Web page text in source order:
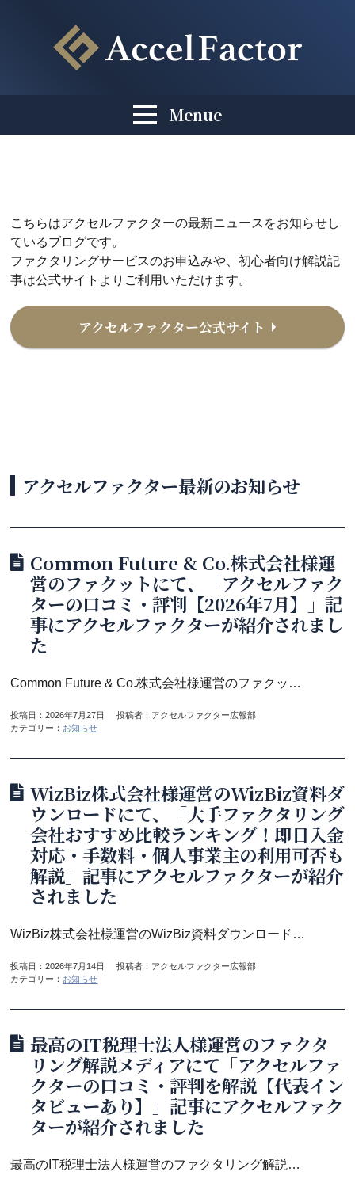
Menue
こちらはアクセルファクターの最新ニュースをお知らせし
ているブログです。
ファクタリングサービスのお申込みや、初心者向け解説記
事は公式サイトよりご利用いただけます。
アクセルファクター公式サイト
アクセルファクター最新のお知らせ
Common Future & Co.株式会社様運
営のファクットにて、「アクセルファク
ターの口コミ・評判【2026年7月】」記
事にアクセルファクターが紹介されまし
た
Common Future & Co.株式会社様運営のファクットにて、「
投稿日：2026年7月27日
投稿者：アクセルファクター広報部
カテゴリー： お知らせ
WizBiz株式会社様運営のWizBiz資料ダ
ウンロードにて、「大手ファクタリング
会社おすすめ比較ランキング！即日入金
対応・手数料・個人事業主の利用可否も
解説」記事にアクセルファクターが紹介
されました
WizBiz株式会社様運営のWizBiz資料ダウンロードにて、「
投稿日：2026年7月14日
投稿者：アクセルファクター広報部
カテゴリー： お知らせ
最高のIT税理士法人様運営のファクタ
リング解説メディアにて「アクセルファ
クターの口コミ・評判を解説【代表イン
タビューあり】」記事にアクセルファク
ターが紹介されました
最高のIT税理士法人様運営のファクタリング解説メディアにて「